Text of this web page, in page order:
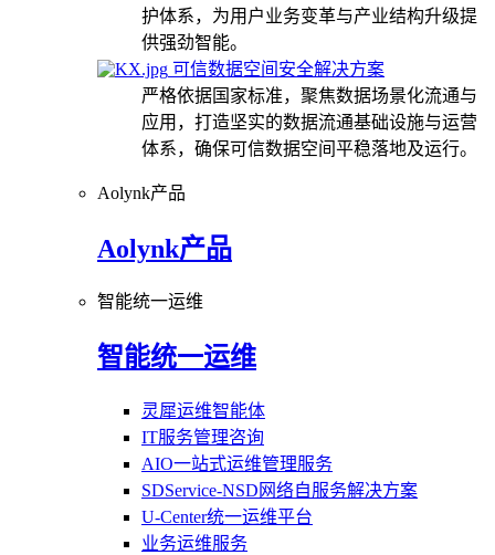
护体系，为用户业务变革与产业结构升级提
供强劲智能。
可信数据空间安全解决方案
严格依据国家标准，聚焦数据场景化流通与
应用，打造坚实的数据流通基础设施与运营
体系，确保可信数据空间平稳落地及运行。
Aolynk产品
Aolynk产品
智能统一运维
智能统一运维
灵犀运维智能体
IT服务管理咨询
AIO一站式运维管理服务
SDService-NSD网络自服务解决方案
U-Center统一运维平台
业务运维服务